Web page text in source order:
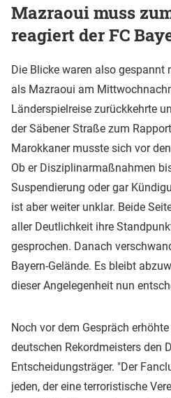
Mazraoui muss
reagiert der FC
Die Blicke waren also gespannt
als Mazraoui am
Länderspielreise zurückkehrte
der Säbener Straße zum
Marokkaner musste sich vor
Ob er Disziplinarmaßnahmen
Suspendierung oder gar
ist aber weiter unklar. Beide
aller Deutlichkeit ihre
gesprochen. Danach
Bayern-Gelände. Es bleibt
dieser Angelegenheit nun
Noch vor dem Gespräch
deutschen Rekordmeisters den
Entscheidungsträger. "Der
jeden, der eine terroristische